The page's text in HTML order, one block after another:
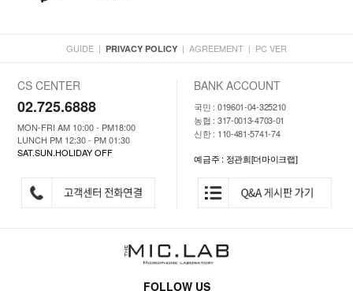
GUIDE | PRIVACY POLICY | AGREEMENT | PC VER
CS CENTER
02.725.6888
MON-FRI AM 10:00 - PM18:00
LUNCH PM 12:30 - PM 01:30
SAT.SUN.HOLIDAY OFF
BANK ACCOUNT
국민 : 019601-04-325210
농협 : 317-0013-4703-01
신한 : 110-481-5741-74
예금주 : 정관희[더마이크랩]
FOLLOW US